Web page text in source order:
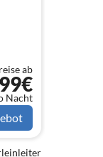
ab
99€
Nacht